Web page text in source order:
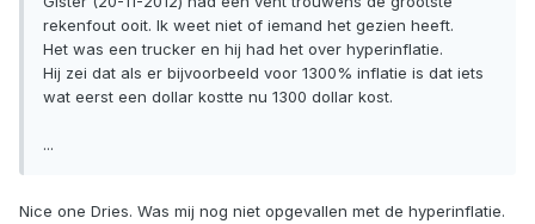
rekenfout ooit. Ik weet niet of iemand het gezien heeft.
Het was een trucker en hij had het over hyperinflatie.
Hij zei dat als er bijvoorbeeld voor 1300% inflatie is dat iets
wat eerst een dollar kostte nu 1300 dollar kost.
...
Nice one Dries. Was mij nog niet opgevallen met de hyperinflatie.